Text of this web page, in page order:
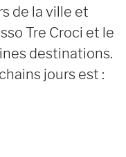
de la ville et
Tre Croci et le
destinations.
jours est :